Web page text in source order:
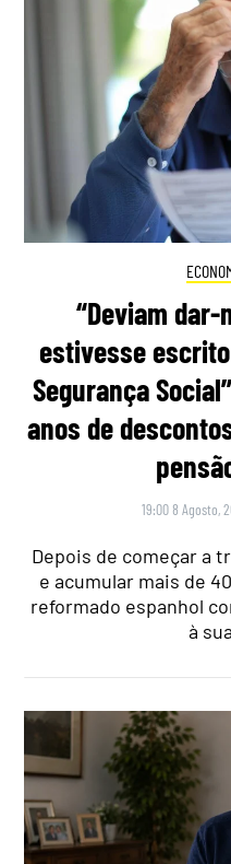
“Deviam
estivesse
Segurança
anos de
19:00 8 Agosto,
Depois de começar a
e acumular mais de
reformado espanhol
à